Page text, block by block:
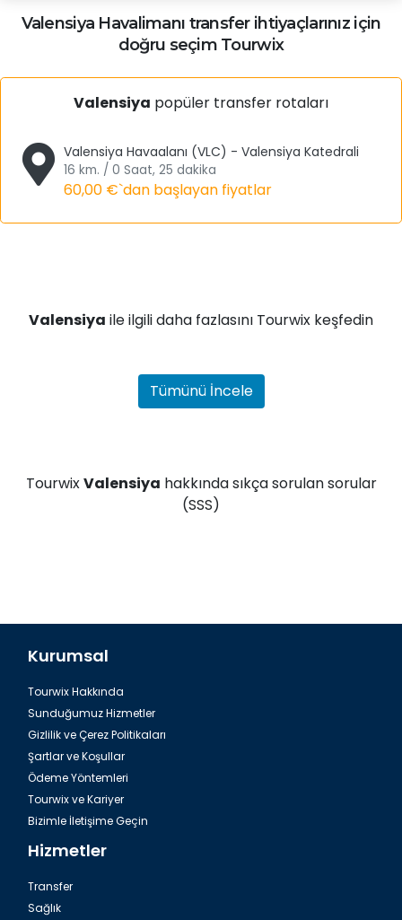
Valensiya Havalimanı transfer ihtiyaçlarınız için
doğru seçim Tourwix
Valensiya popüler transfer rotaları
Valensiya Havaalanı (VLC) - Valensiya Katedrali
16 km. / 0 Saat, 25 dakika
60,00 €`dan başlayan fiyatlar
Valensiya ile ilgili daha fazlasını Tourwix keşfedin
Tümünü İncele
TourwixValensiya hakkında sıkça sorulan sorular
(SSS)
Kurumsal
Tourwix Hakkında
Sunduğumuz Hizmetler
Gizlilik ve Çerez Politikaları
Şartlar ve Koşullar
Ödeme Yöntemleri
Tourwix ve Kariyer
Bizimle İletişime Geçin
Hizmetler
Transfer
Sağlık